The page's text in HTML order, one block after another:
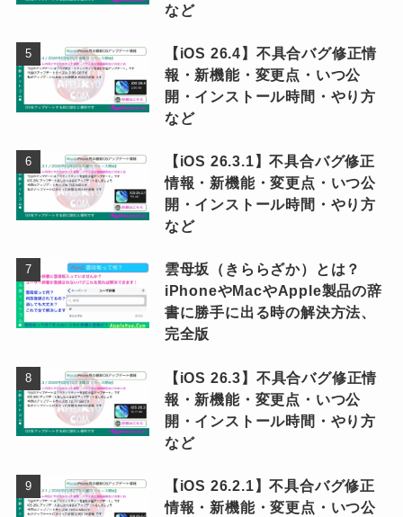
など
【iOS 26.4】不具合バグ修正情
報・新機能・変更点・いつ公
開・インストール時間・やり方
など
【iOS 26.3.1】不具合バグ修正
情報・新機能・変更点・いつ公
開・インストール時間・やり方
など
雲母坂（きららざか）とは？
iPhoneやMacやApple製品の辞
書に勝手に出る時の解決方法、
完全版
【iOS 26.3】不具合バグ修正情
報・新機能・変更点・いつ公
開・インストール時間・やり方
など
【iOS 26.2.1】不具合バグ修正
情報・新機能・変更点・いつ公